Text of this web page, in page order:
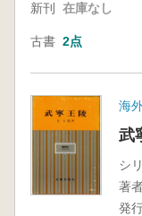
新刊 在庫なし
古書 2点
海
武
シ
著
発